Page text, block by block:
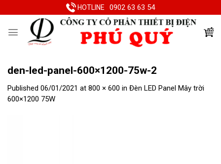
to
HOTLINE 0902 63 63 54
den-led-panel-600×1200-75w-2
Published 06/01/2021 at 800 × 600 in Đèn LED Panel Mây trời
600×1200 75W